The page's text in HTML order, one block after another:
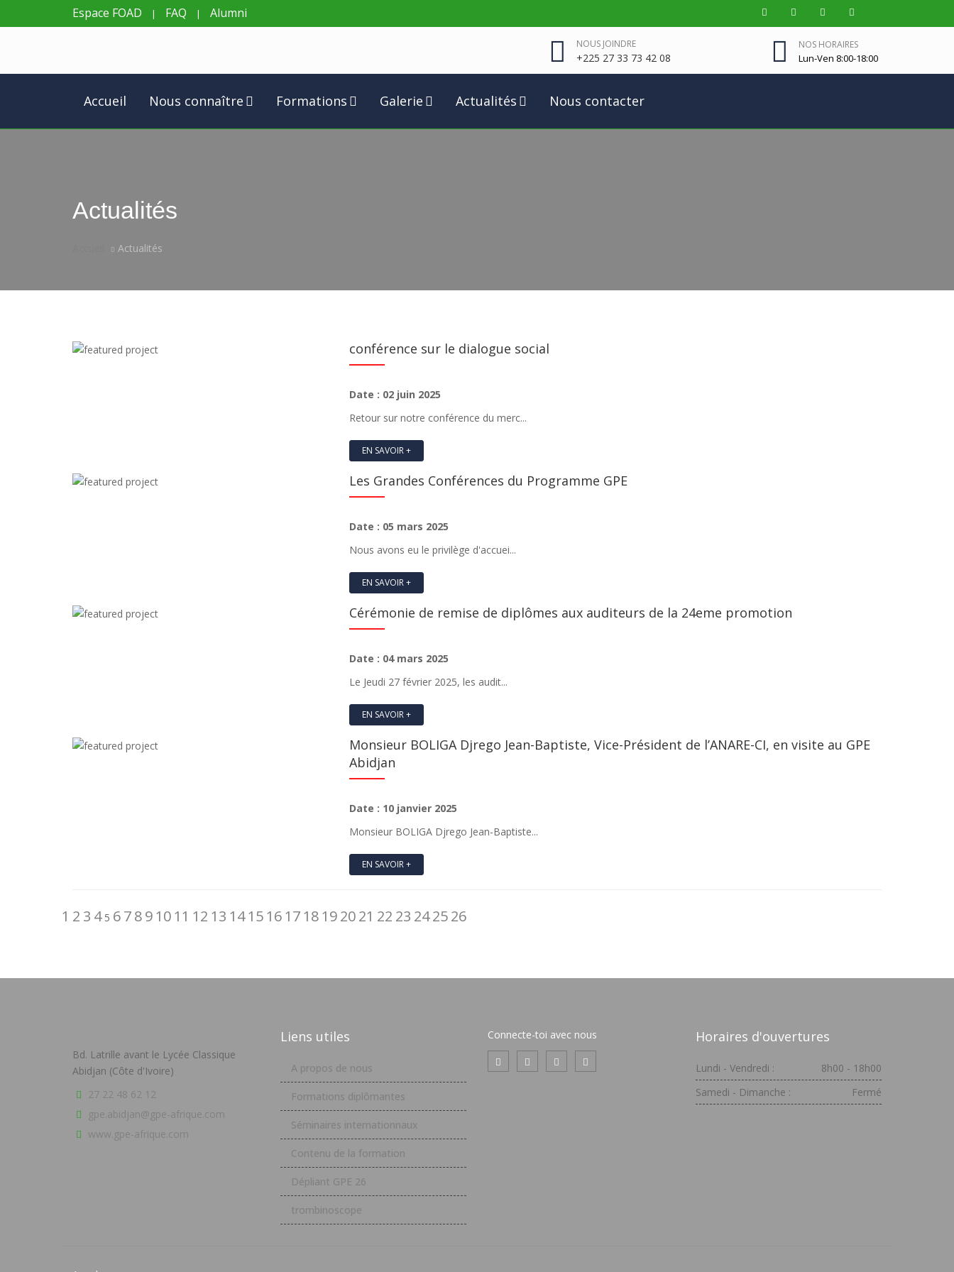
Espace FOAD | FAQ | Alumni
NOUS JOINDRE
+225 27 33 73 42 08
NOS HORAIRES
Lun-Ven 8:00-18:00
Accueil Nous connaître Formations Galerie Actualités Nous contacter
Actualités
Actualités
conférence sur le dialogue social
Date : 02 juin 2025
Retour sur notre conférence du merc...
EN SAVOIR +
Les Grandes Conférences du Programme GPE
Date : 05 mars 2025
Nous avons eu le privilège d'accuei...
EN SAVOIR +
Cérémonie de remise de diplômes aux auditeurs de la 24eme promotion
Date : 04 mars 2025
Le Jeudi 27 février 2025, les audit...
EN SAVOIR +
Monsieur BOLIGA Djrego Jean-Baptiste, Vice-Président de l’ANARE-CI, en visite au GPE
Abidjan
Date : 10 janvier 2025
Monsieur BOLIGA Djrego Jean-Baptiste...
EN SAVOIR +
1 2 3 45 67891011 12 13 1415161718192021 22 23 242526
Bd. Latrille avant le Lycée Classique
Abidjan (Côte d'Ivoire)
27 22 48 62 12
gpe.abidjan@gpe-afrique.com
www.gpe-afrique.com
Liens utiles
A propos de nous
Formations diplômantes
Séminaires internationnaux
Contenu de la formation
Dépliant GPE 26
trombinoscope
Connecte-toi avec nous Horaires d'ouvertures
Lundi - Vendredi :
8h00 - 18h00
Samedi - Dimanche :
Fermé